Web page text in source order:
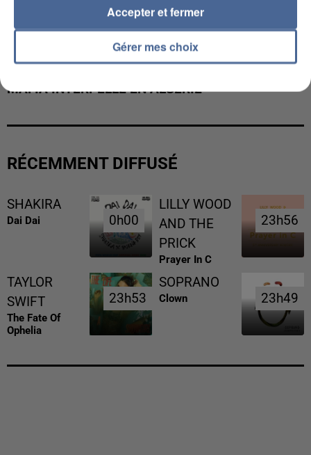
MAFIA INTERPELLÉ EN ALGÉRIE
RÉCEMMENT DIFFUSÉ
SHAKIRA
Dai Dai 0h00
0h00
LILLY WOOD
AND THE
PRICK
Prayer In C
23h56
23h56
TAYLOR
SWIFT
The Fate Of
Ophelia
23h53
23h53
SOPRANO
Clown 23h49
23h49
Gérer mes choix
Accepter et fermer